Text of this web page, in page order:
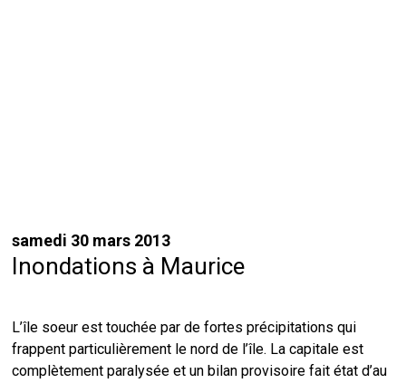
samedi 30 mars 2013
Inondations à Maurice
L’île soeur est touchée par de fortes précipitations qui
frappent particulièrement le nord de l’île. La capitale est
complètement paralysée et un bilan provisoire fait état d’au